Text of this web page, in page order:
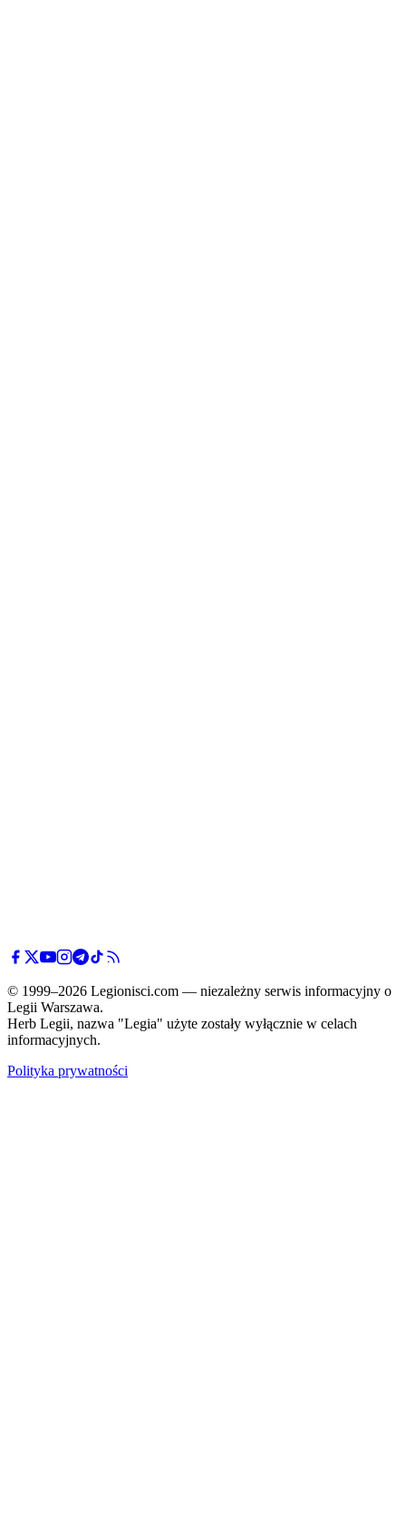
© 1999–2026 Legionisci.com — niezależny serwis informacyjny o
Legii Warszawa.
Herb Legii, nazwa "Legia" użyte zostały wyłącznie w celach
informacyjnych.
Polityka prywatności